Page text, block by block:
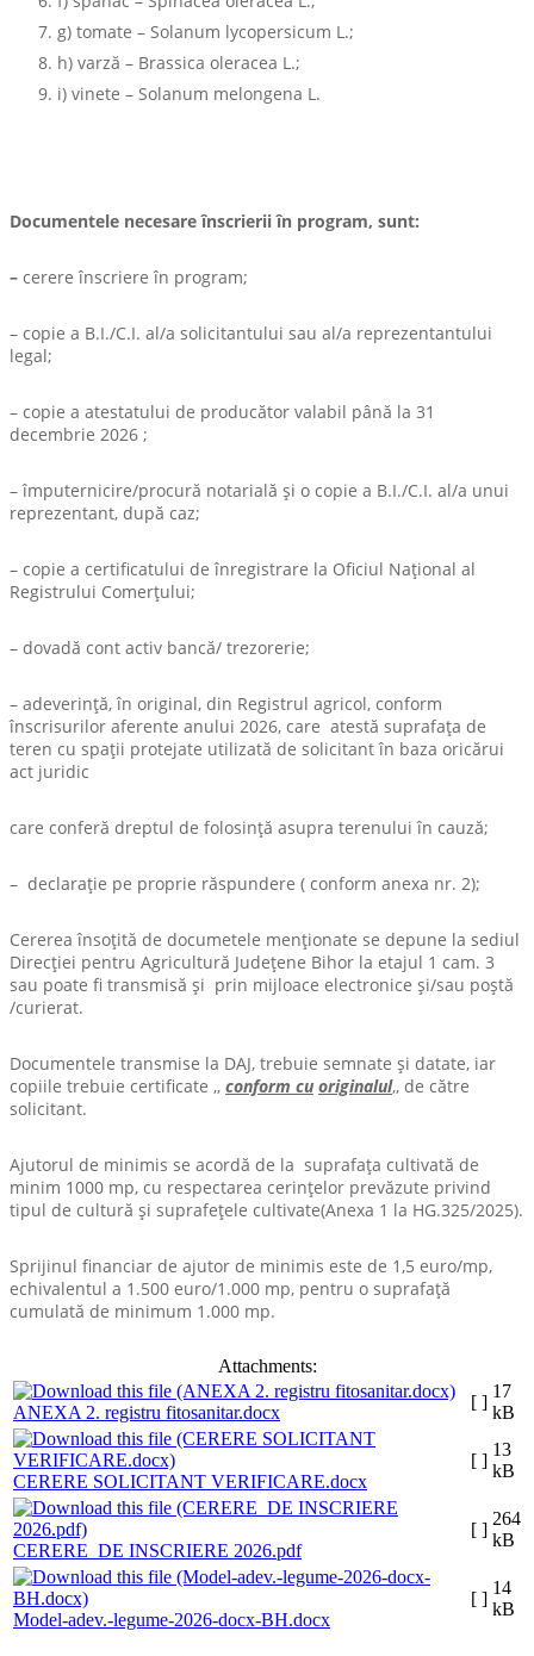
g) tomate – Solanum lycopersicum L.;
h) varză – Brassica oleracea L.;
i) vinete – Solanum melongena L.
Documentele necesare înscrierii în program, sunt:
– cerere înscriere în program;
– copie a B.I./C.I. al/a solicitantului sau al/a reprezentantului
legal;
– copie a atestatului de producător valabil până la 31
decembrie 2026 ;
– împuternicire/procură notarială şi o copie a B.I./C.I. al/a unui
reprezentant, după caz;
– copie a certificatului de înregistrare la Oficiul Naţional al
Registrului Comerţului;
– dovadă cont activ bancă/ trezorerie;
– adeverinţă, în original, din Registrul agricol, conform
înscrisurilor aferente anului 2026, care atestă suprafaţa de
teren cu spaţii protejate utilizată de solicitant în baza oricărui
act juridic
care conferă dreptul de folosinţă asupra terenului în cauză;
– declaraţie pe proprie răspundere ( conform anexa nr. 2);
Cererea însoțită de documetele menționate se depune la sediul
Direcției pentru Agricultură Județene Bihor la etajul 1 cam. 3
sau poate fi transmisă şi prin mijloace electronice și/sau poștă
/curierat.
Documentele transmise la DAJ, trebuie semnate și datate, iar
copiile trebuie certificate ,, conform cu originalul,, de către
solicitant.
Ajutorul de minimis se acordă de la suprafaţa cultivată de
minim 1000 mp, cu respectarea cerinţelor prevăzute privind
tipul de cultură și suprafețele cultivate(Anexa 1 la HG.325/2025).
Sprijinul financiar de ajutor de minimis este de 1,5 euro/mp,
echivalentul a 1.500 euro/1.000 mp, pentru o suprafaţă
cumulată de minimum 1.000 mp.
Attachments:
ANEXA 2. registru fitosanitar.docx
[ ]
17
kB
CERERE SOLICITANT VERIFICARE.docx
[ ]
13
kB
CERERE_DE INSCRIERE 2026.pdf
[ ]
264
kB
Model-adev.-legume-2026-docx-BH.docx
[ ]
14
kB